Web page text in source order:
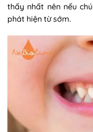
thấy nhất nên nếu
phát hiện từ sớm.